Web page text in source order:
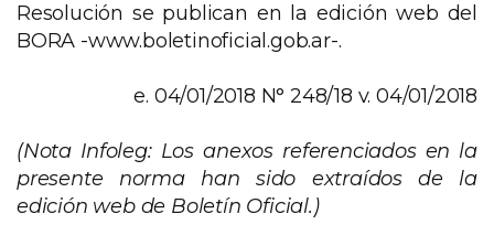
Resolución se publican en la edición web del
BORA -www.boletinoficial.gob.ar-.
e. 04/01/2018 N° 248/18 v. 04/01/2018
(Nota Infoleg: Los anexos referenciados en la
presente norma han sido extraídos de la
edición web de Boletín Oficial.)